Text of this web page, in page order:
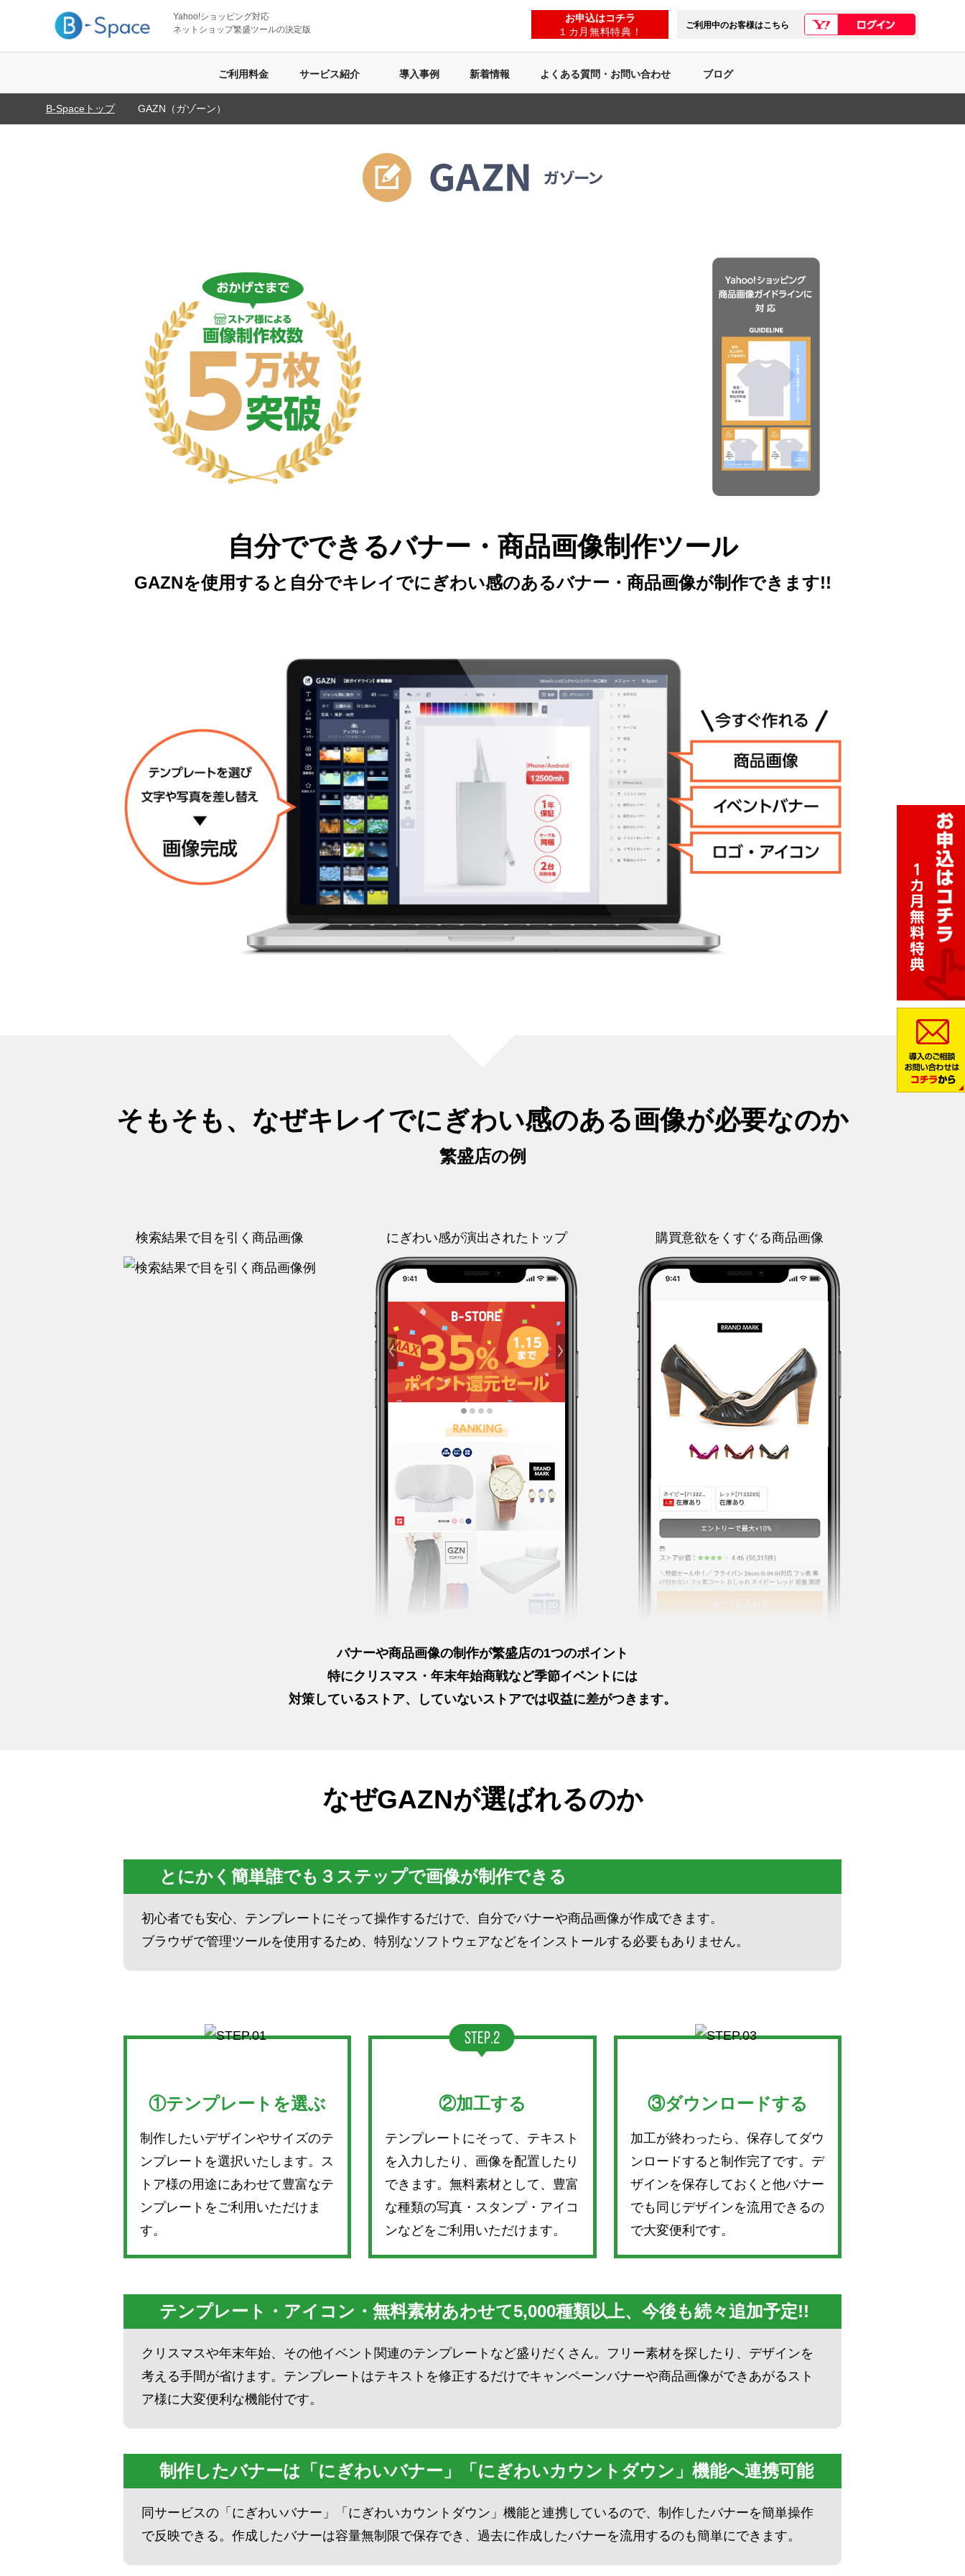
Yahoo!ショッピング対応
ネットショップ繁盛ツールの決定版
お申込はコチラ
１カ月無料特典！
ご利用中のお客様はこちら
ご利用料金 サービス紹介 導入事例 新着情報 よくある質問・お問い合わせ ブログ
B-Spaceトップ GAZN（ガゾーン）
自分でできるバナー・商品画像制作ツール
GAZNを使用すると自分でキレイでにぎわい感のあるバナー・商品画像が制作できます!!
そもそも、なぜキレイでにぎわい感のある画像が必要なのか
繁盛店の例
検索結果で目を引く商品画像 にぎわい感が演出されたトップ 購買意欲をくすぐる商品画像
バナーや商品画像の制作が繁盛店の1つのポイント
特にクリスマス・年末年始商戦など季節イベントには
対策しているストア、していないストアでは収益に差がつきます。
なぜGAZNが選ばれるのか
とにかく簡単誰でも３ステップで画像が制作できる
初心者でも安心、テンプレートにそって操作するだけで、自分でバナーや商品画像が作成できます。
ブラウザで管理ツールを使用するため、特別なソフトウェアなどをインストールする必要もありません。
①テンプレートを選ぶ
制作したいデザインやサイズのテ
ンプレートを選択いたします。ス
トア様の用途にあわせて豊富なテ
ンプレートをご利用いただけま
す。
②加工する
テンプレートにそって、テキスト
を入力したり、画像を配置したり
できます。無料素材として、豊富
な種類の写真・スタンプ・アイコ
ンなどをご利用いただけます。
③ダウンロードする
加工が終わったら、保存してダウ
ンロードすると制作完了です。デ
ザインを保存しておくと他バナー
でも同じデザインを流用できるの
で大変便利です。
テンプレート・アイコン・無料素材あわせて5,000種類以上、今後も続々追加予定!!
クリスマスや年末年始、その他イベント関連のテンプレートなど盛りだくさん。フリー素材を探したり、デザインを
考える手間が省けます。テンプレートはテキストを修正するだけでキャンペーンバナーや商品画像ができあがるスト
ア様に大変便利な機能付です。
制作したバナーは「にぎわいバナー」「にぎわいカウントダウン」機能へ連携可能
同サービスの「にぎわいバナー」「にぎわいカウントダウン」機能と連携しているので、制作したバナーを簡単操作
で反映できる。作成したバナーは容量無制限で保存でき、過去に作成したバナーを流用するのも簡単にできます。